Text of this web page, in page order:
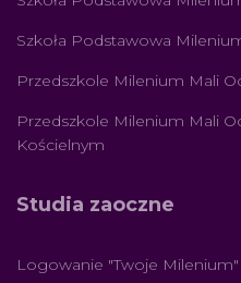
Szkoła Podstawowa
Przedszkole Milenium Mali
Przedszkole Milenium Mali
Kościelnym
Studia zaoczne
Logowanie "Twoje Milenium"